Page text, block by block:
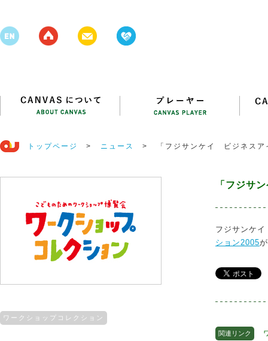
トップページ > ニュース > 「フジサンケイ ビジネスア
ワークショップコレクション
「フジサ
フジサンケ
ション2005
関連リンク